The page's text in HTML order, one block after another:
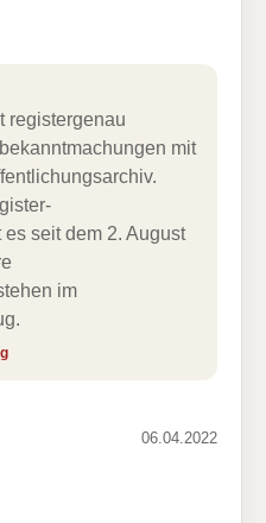
registergenau
mit
seit dem 2. August
im
06.04.2022